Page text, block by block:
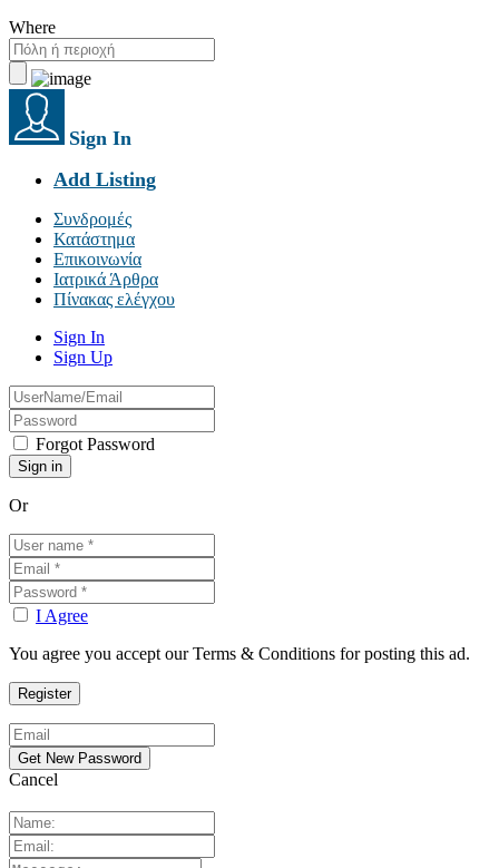
Where
Sign In
Add Listing
Συνδρομές
Κατάστημα
Επικοινωνία
Ιατρικά Άρθρα
Πίνακας ελέγχου
Sign In
Sign Up
Forgot Password
Or
I Agree
You agree you accept our Terms & Conditions for posting this ad.
Cancel